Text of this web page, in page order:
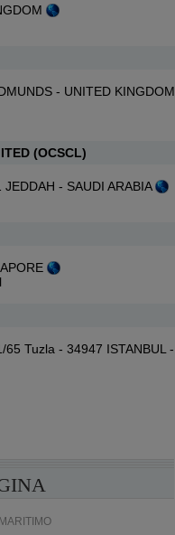
- UNITED KINGDOM
(OCSCL)
- SAUDI ARABIA
Tuzla - 34947 ISTANBUL -